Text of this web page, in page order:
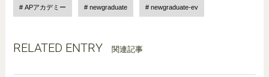
APアカデミー newgraduate newgraduate-ev
RELATED ENTRY 関連記事